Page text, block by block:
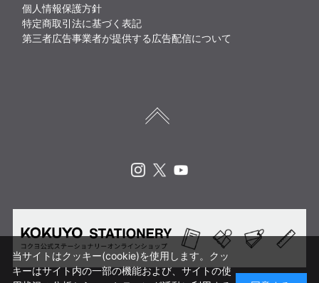
個人情報保護方針
特定商取引法に基づく表記
第三者広告事業者が提供する広告配信について
当サイトはクッキー(cookie)を使用します。クッ
キーはサイト内の一部の機能および、サイトの使